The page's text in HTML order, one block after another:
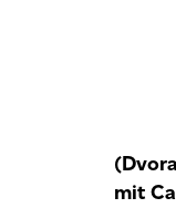
mit